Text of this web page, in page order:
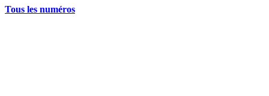
Tous les numéros